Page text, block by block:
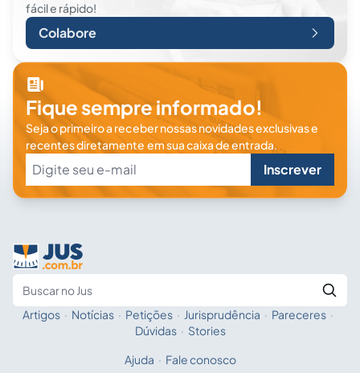
fácil e rápido!
Colabore
Fique sempre informado!
Seja o primeiro a receber nossas novidades exclusivas e
recentes diretamente em sua caixa de entrada.
Inscrever
Fale com a IA
Artigos · Notícias · Petições · Jurisprudência · Pareceres ·
Dúvidas · Stories
Ajuda · Fale conosco